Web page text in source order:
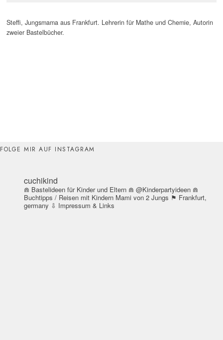
Steffi, Jungsmama aus Frankfurt. Lehrerin für Mathe und Chemie, Autorin
zweier Bastelbücher.
FOLGE MIR AUF INSTAGRAM
cuchikind
⋒ Bastelideen für Kinder und Eltern ⋒ @Kinderpartyideen ⋒
Buchtipps / Reisen mit Kindern Mami von 2 Jungs ⚑ Frankfurt,
germany ⇩ Impressum & Links